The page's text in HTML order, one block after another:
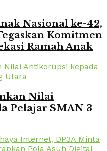
Nasional ke-42,
Komitmen
Ramah Anak
Nilai
Pelajar SMAN 3